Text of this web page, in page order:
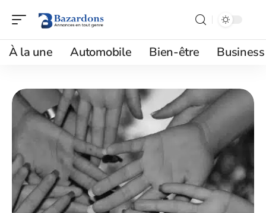
À la une Automobile Bien-être Business